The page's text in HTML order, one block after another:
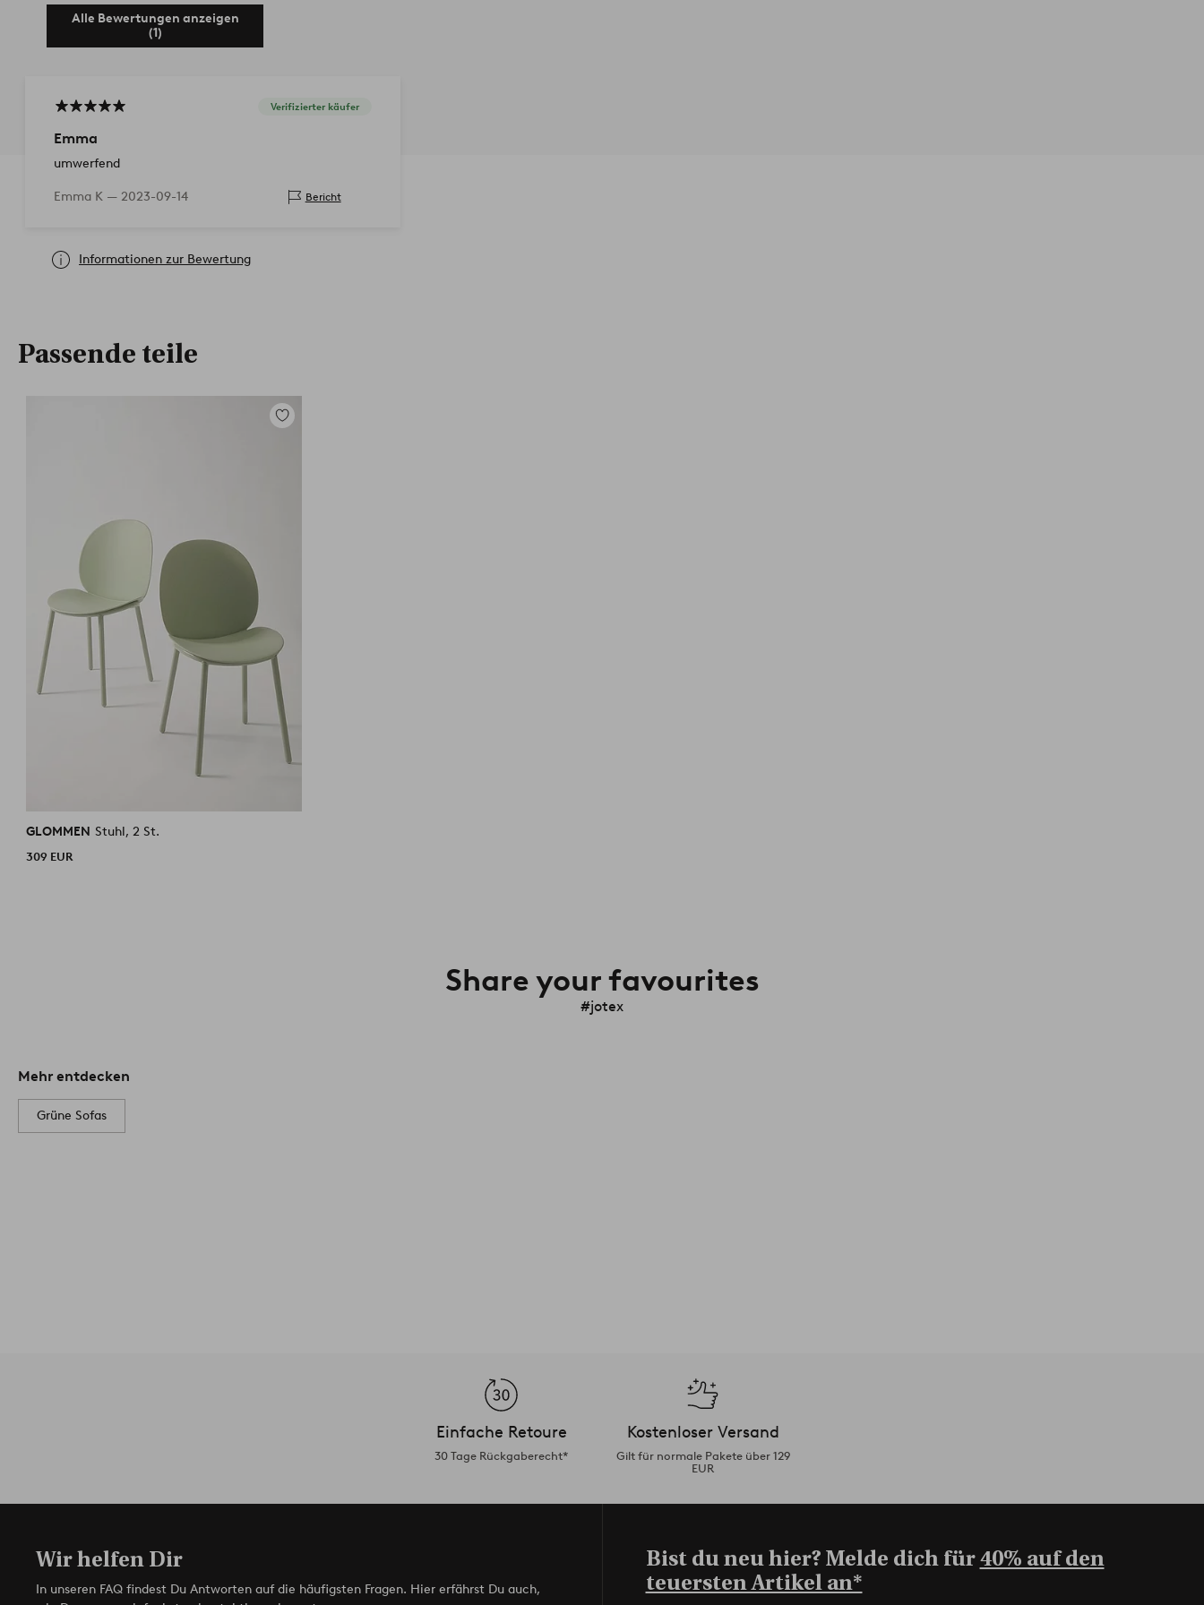
Alle Bewertungen anzeigen
(1)
Verifizierter käufer
Emma
umwerfend
Emma K — 2023-09-14 Bericht
Informationen zur Bewertung
Passende teile
Zu
GLOMMEN Stuhl, 2 St.
309 EUR
Share your favourites
#jotex
Mehr entdecken
Grüne Sofas
Einfache Retoure
30 Tage Rückgaberecht*
Kostenloser Versand
Gilt für normale Pakete über 129
EUR
Wir helfen Dir
In unseren FAQ findest Du Antworten auf die häufigsten Fragen. Hier erfährst Du auch,
Bist du neu hier? Melde dich für40% auf den
teuersten Artikel an*